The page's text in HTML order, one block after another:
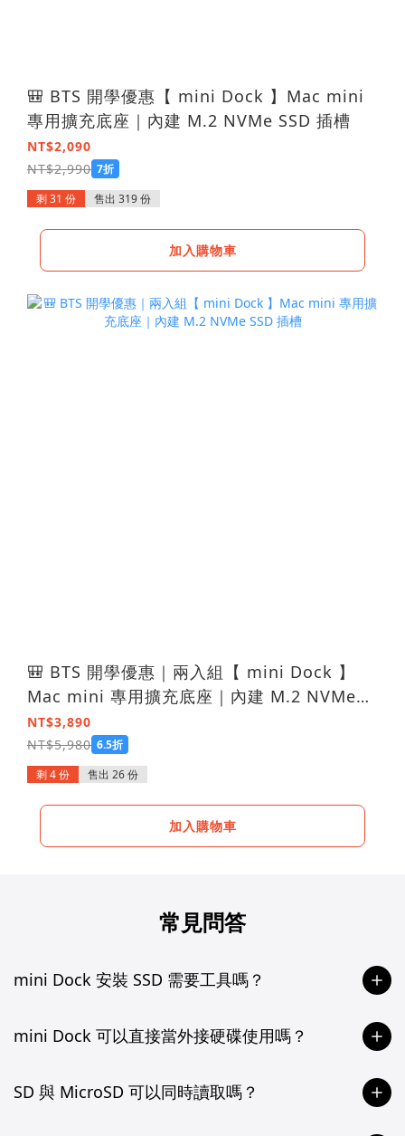
🎒 BTS 開學優惠【 mini Dock 】Mac mini
專用擴充底座｜內建 M.2 NVMe SSD 插槽
NT$2,090
NT$2,990 7折
剩 31 份
售出 319 份
加入購物車
🎒 BTS 開學優惠｜兩入組【 mini Dock 】
Mac mini 專用擴充底座｜內建 M.2 NVMe
SSD 插槽
NT$3,890
NT$5,980 6.5折
剩 4 份
售出 26 份
加入購物車
常見問答
mini Dock 安裝 SSD 需要工具嗎？
mini Dock 可以直接當外接硬碟使用嗎？
SD 與 MicroSD 可以同時讀取嗎？